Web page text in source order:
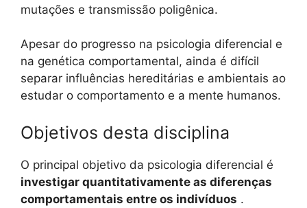
mutações e transmissão poligênica.
Apesar do progresso na psicologia diferencial e
na genética comportamental, ainda é difícil
separar influências hereditárias e ambientais ao
estudar o comportamento e a mente humanos.
Objetivos desta disciplina
O principal objetivo da psicologia diferencial é
investigar quantitativamente as diferenças
comportamentais entre os indivíduos .